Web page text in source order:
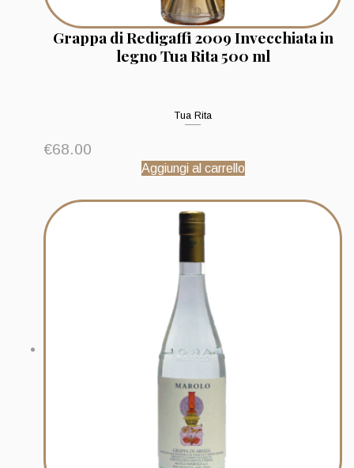
Grappa di Redigaffi 2009 Invecchiata in
legno Tua Rita 500 ml
Tua Rita
€68.00
Aggiungi al carrello